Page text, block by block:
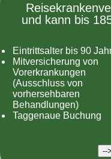
und kann bis
Eintrittsalter bis 90
Mitversicherung von
Vorerkrankungen
(Ausschluss von
vorhersehbaren
Behandlungen)
Taggenaue Buchung
--